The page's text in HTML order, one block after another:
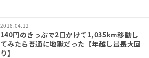
2018.04.12
140円のきっぷで2日かけて1,035km移動し
てみたら普通に地獄だった【年越し最長大回
り】